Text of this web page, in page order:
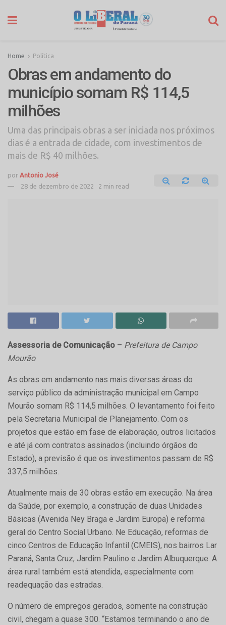
Home Política
Obras em andamento do
município somam R$ 114,5
milhões
Uma das principais obras a ser iniciada nos próximos
dias é a entrada de cidade, com investimentos de
mais de R$ 40 milhões.
por Antonio José
28 de dezembro de 2022
2 min read
Assessoria de Comunicação – Prefeitura de Campo
Mourão
As obras em andamento nas mais diversas áreas do
serviço público da administração municipal em Campo
Mourão somam R$ 114,5 milhões. O levantamento foi feito
pela Secretaria Municipal de Planejamento. Com os
projetos que estão em fase de elaboração, outros licitados
e até já com contratos assinados (incluindo órgãos do
Estado), a previsão é que os investimentos passam de R$
337,5 milhões.
Atualmente mais de 30 obras estão em execução. Na área
da Saúde, por exemplo, a construção de duas Unidades
Básicas (Avenida Ney Braga e Jardim Europa) e reforma
geral do Centro Social Urbano. Ne Educação, reformas de
cinco Centros de Educação Infantil (CMEIS), nos bairros Lar
Paraná, Santa Cruz, Jardim Paulino e Jardim Albuquerque. A
área rural também está atendida, especialmente com
readequação das estradas.
O número de empregos gerados, somente na construção
civil, chegam a quase 300. “Estamos terminando o ano de